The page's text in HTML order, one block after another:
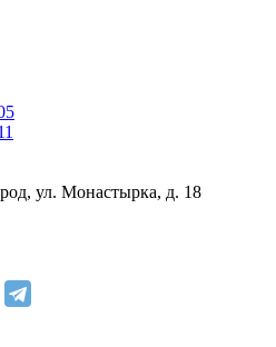
ул. Монастырка, д. 18